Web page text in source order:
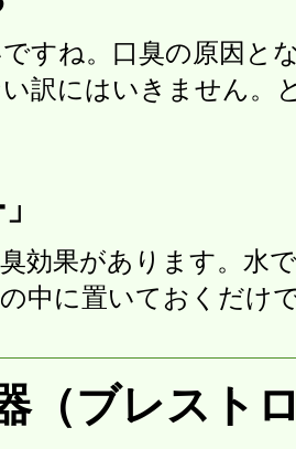
すね。口臭の原因と
訳にはいきません。
効果があります。水
中に置いておくだけ
（ブレスト